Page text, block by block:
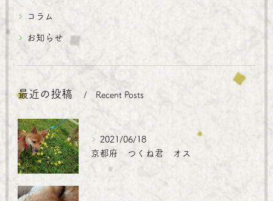
コラム
お知らせ
最近の投稿 Recent Posts
2021/06/18
京都府 つくね君 オス